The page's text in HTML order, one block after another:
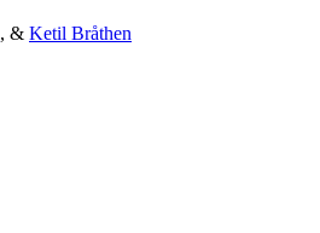
, & Ketil Bråthen